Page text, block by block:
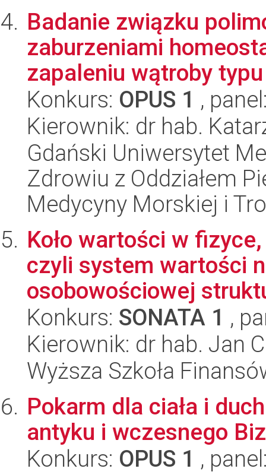
Badanie związku
zaburzeniami
zapaleniu wątroby
Konkurs: OPUS 1 ,
Kierownik: dr hab.
Gdański Uniwersytet
Zdrowiu z Oddziałem
Medycyny Morskiej i
Koło wartości w
czyli system wartości
osobowościowej
Konkurs: SONATA 1 ,
Kierownik: dr hab. Jan
Wyższa Szkoła
Pokarm dla ciała i
antyku i wczesnego
Konkurs: OPUS 1 ,